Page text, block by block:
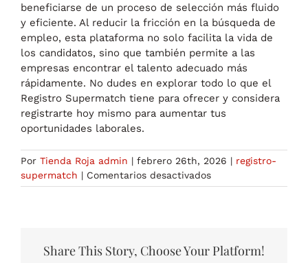
beneficiarse de un proceso de selección más fluido
y eficiente. Al reducir la fricción en la búsqueda de
empleo, esta plataforma no solo facilita la vida de
los candidatos, sino que también permite a las
empresas encontrar el talento adecuado más
rápidamente. No dudes en explorar todo lo que el
Registro Supermatch tiene para ofrecer y considera
registrarte hoy mismo para aumentar tus
oportunidades laborales.
Por Tienda Roja admin | febrero 26th, 2026 | registro-
supermatch | Comentarios desactivadosen
Registro
que
Share This Story, Choose Your Platform!